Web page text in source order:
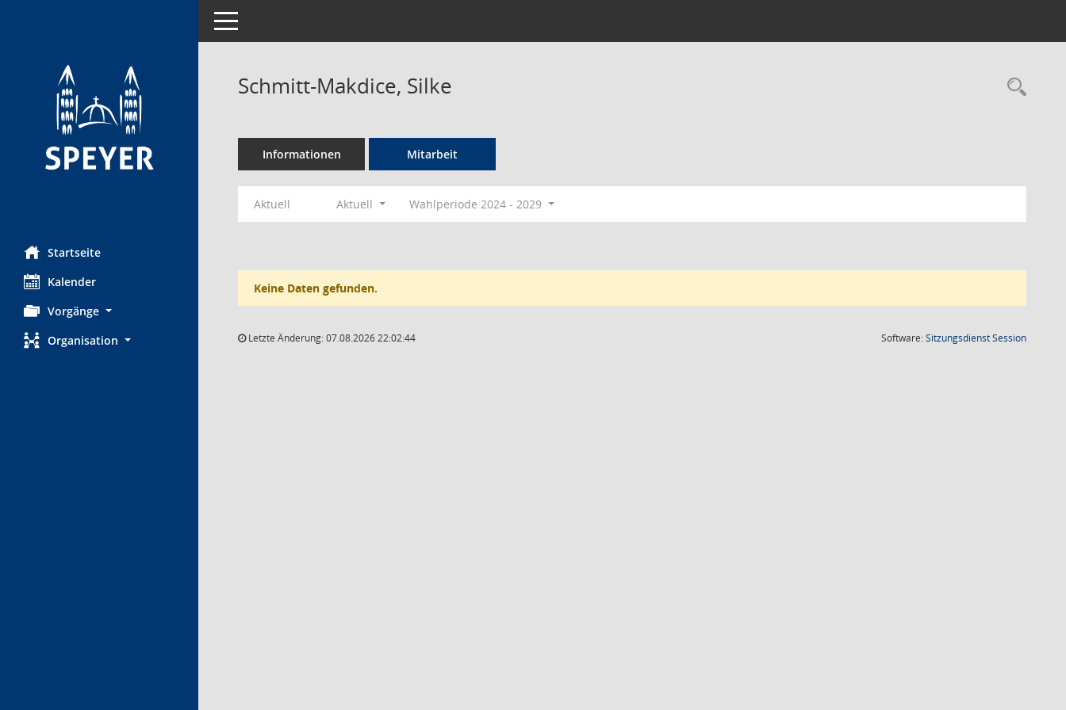
Startseite
Kalender
Vorgänge
Organisation
Toggle navigation
Schmitt-Makdice, Silke
Informationen Mitarbeit
Aktuell Aktuell Wahlperiode 2024 - 2029
Keine Daten gefunden.
Letzte Änderung: 07.08.2026 22:02:44 Software:SitzungsdienstSession(Wird in